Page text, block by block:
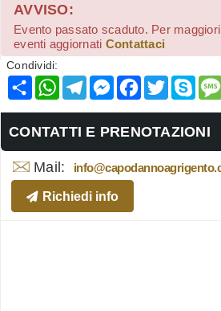
AVVISO:
Evento passato scaduto. Per
eventi aggiornati Contattaci
Condividi:
Condividi
WhatsApp
Telegram
Messenger
Facebook
Twitter
CONTATTI E PRENOTAZIONI
Mail:
Richiedi info